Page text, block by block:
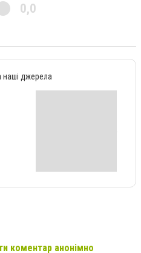
0,0
наші джерела
коментар анонімно